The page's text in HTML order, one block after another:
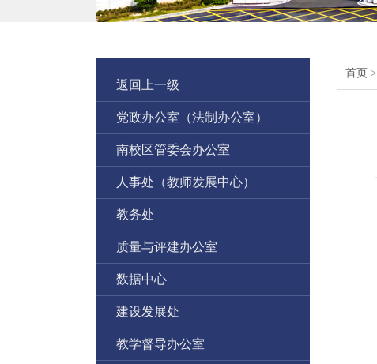
返回上一级
党政办公室（法制办公室）
南校区管委会办公室
人事处（教师发展中心）
教务处
质量与评建办公室
数据中心
建设发展处
教学督导办公室
首页 >